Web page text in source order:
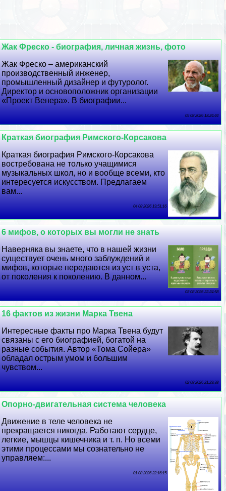
Жак Фреско - биография, личная жизнь, фото
Жак Фреско – американский
производственный инженер,
промышленный дизайнер и футуролог.
Директор и основоположник организации
«Проект Венера». В биографии...
05 08 2026 18:24:44
Краткая биография Римского-Корсакова
Краткая биография Римского-Корсакова
востребована не только учащимися
музыкальных школ, но и вообще всеми, кто
интересуется искусством. Предлагаем
вам...
04 08 2026 19:51:16
6 мифов, о которых вы могли не знать
Наверняка вы знаете, что в нашей жизни
существует очень много заблуждений и
мифов, которые передаются из уст в уста,
от поколения к поколению. В данном...
03 08 2026 22:24:58
16 фактов из жизни Марка Твена
Интересные факты про Марка Твена будут
связаны с его биографией, богатой на
разные события. Автор «Тома Сойера»
обладал острым умом и большим
чувством...
02 08 2026 21:29:38
Опopно-двигательная система человека
Движение в теле человека не
прекращается никогда. Работают сердце,
легкие, мышцы кишечника и т. п. Но всеми
этими процессами мы сознательно не
управляем:...
01 08 2026 22:16:15